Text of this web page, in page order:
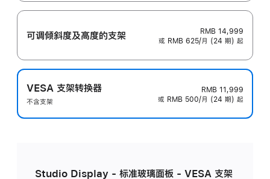
可调倾斜度及高‍度的支‍架
RMB 14,999
或 RMB 625/月 (24 期) 起
VESA 支架转换器
不含支架
RMB 11,999
或 RMB 500/月 (24 期) 起
Studio Display - 标准玻璃面板 - VESA 支架